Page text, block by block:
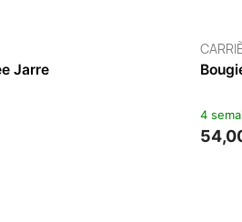
2 à 5